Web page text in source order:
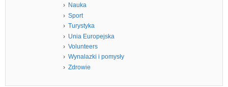
Nauka
Sport
Turystyka
Unia Europejska
Volunteers
Wynalazki i pomysły
Zdrowie